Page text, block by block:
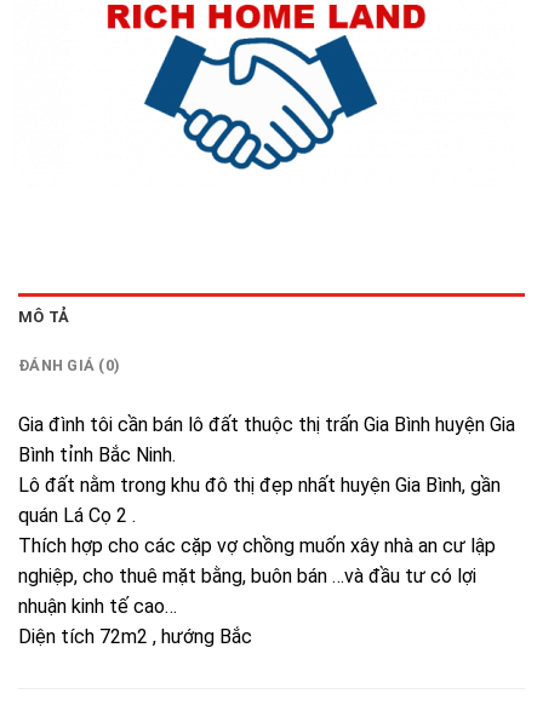
MÔ TẢ
ĐÁNH GIÁ (0)
Gia đình tôi cần bán lô đất thuộc thị trấn Gia Bình huyện Gia
Bình tỉnh Bắc Ninh.
Lô đất nằm trong khu đô thị đẹp nhất huyện Gia Bình, gần
quán Lá Cọ 2 .
Thích hợp cho các cặp vợ chồng muốn xây nhà an cư lập
nghiệp, cho thuê mặt bằng, buôn bán …và đầu tư có lợi
nhuận kinh tế cao…
Diện tích 72m2 , hướng Bắc